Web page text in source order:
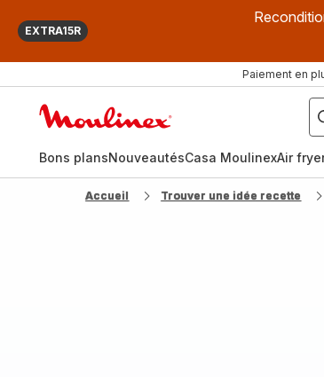
EXTRA15R
Paiement en
?",
Bons plansNouveautésCasa MoulinexAir
Accueil Trouver une idée recette